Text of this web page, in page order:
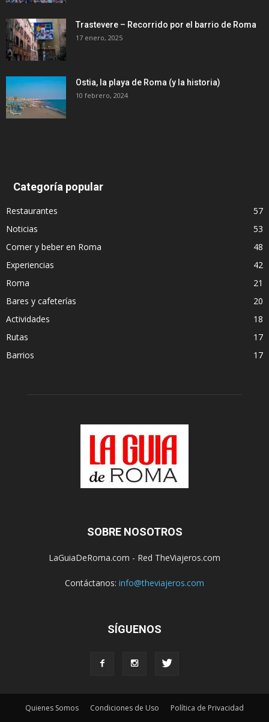
Trastevere – Recorrido por el barrio de Roma
17 enero, 2025
Ostia, la playa de Roma (y la historia)
10 febrero, 2024
Categoría popular
Restaurantes
57
Noticias
53
Comer y beber en Roma
48
Experiencias
42
Roma
21
Bares y cafeterías
20
Actividades
18
Rutas
17
Barrios
17
SOBRE NOSOTROS
LaGuiaDeRoma.com - Red TheViajeros.com
Contáctanos: info@theviajeros.com
SÍGUENOS
Quienes Somos Condiciones de Uso Política de Privacidad